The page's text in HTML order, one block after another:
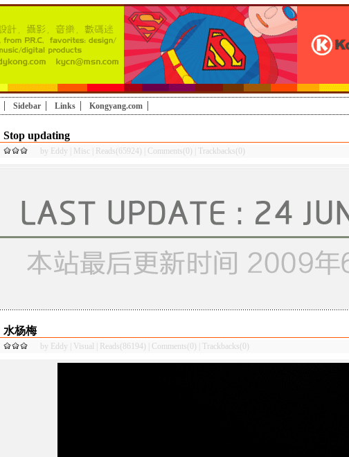
Sidebar Links Kongyang.com
Stop updating
by Eddy Misc Reads(65924) Comments(0) Trackbacks(0)
水杨梅
by Eddy Visual Reads(86194) Comments(0) Trackbacks(0)